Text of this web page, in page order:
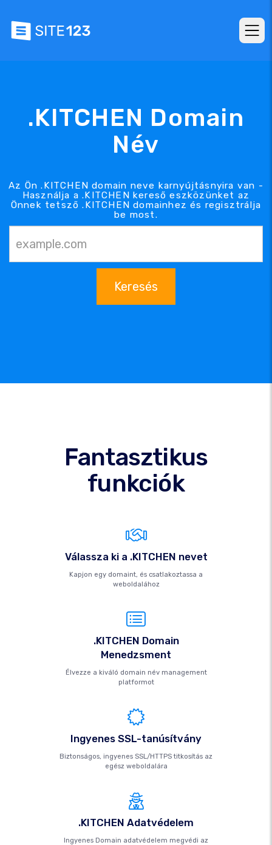
.KITCHEN Domain
Név
Az Ön .KITCHEN domain neve karnyújtásnyira van -
Használja a .KITCHEN kereső eszközünket az
Önnek tetsző .KITCHEN domainhez és regisztrálja
be most.
Keresés
Fantasztikus
funkciók
Válassza ki a .KITCHEN nevet
Kapjon egy domaint, és csatlakoztassa a
weboldalához
.KITCHEN Domain
Menedzsment
Élvezze a kiváló domain név management
platformot
Ingyenes SSL-tanúsítvány
Biztonságos, ingyenes SSL/HTTPS titkosítás az
egész weboldalára
.KITCHEN Adatvédelem
Ingyenes Domain adatvédelem megvédi az